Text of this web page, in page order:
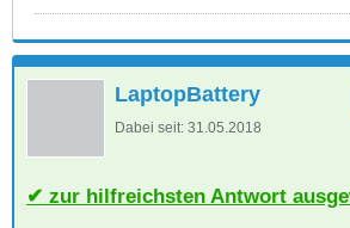
LaptopBattery
Dabei seit: 31.05.2018
zur hilfreichsten Antwort